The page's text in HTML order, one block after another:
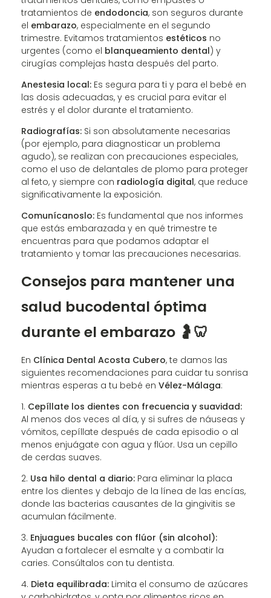
tratamientos de endodoncia, son seguros durante
el embarazo, especialmente en el segundo
trimestre. Evitamos tratamientos estéticos no
urgentes (como el blanqueamiento dental) y
cirugías complejas hasta después del parto.
Anestesia local: Es segura para ti y para el bebé en
las dosis adecuadas, y es crucial para evitar el
estrés y el dolor durante el tratamiento.
Radiografías: Si son absolutamente necesarias
(por ejemplo, para diagnosticar un problema
agudo), se realizan con precauciones especiales,
como el uso de delantales de plomo para proteger
al feto, y siempre con radiología digital, que reduce
significativamente la exposición.
Comunícanoslo: Es fundamental que nos informes
que estás embarazada y en qué trimestre te
encuentras para que podamos adaptar el
tratamiento y tomar las precauciones necesarias.
Consejos para mantener una
salud bucodental óptima
durante el embarazo 🤰🦷
En Clínica Dental Acosta Cubero, te damos las
siguientes recomendaciones para cuidar tu sonrisa
mientras esperas a tu bebé en Vélez-Málaga:
Cepíllate los dientes con frecuencia y suavidad:
Al menos dos veces al día, y si sufres de náuseas y
vómitos, cepíllate después de cada episodio o al
menos enjuágate con agua y flúor. Usa un cepillo
de cerdas suaves.
Usa hilo dental a diario: Para eliminar la placa
entre los dientes y debajo de la línea de las encías,
donde las bacterias causantes de la gingivitis se
acumulan fácilmente.
Enjuagues bucales con flúor (sin alcohol):
Ayudan a fortalecer el esmalte y a combatir la
caries. Consúltalos con tu dentista.
Dieta equilibrada: Limita el consumo de azúcares